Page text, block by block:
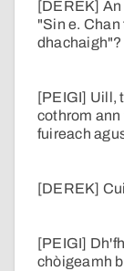
[DEREK]
"Sin e. Chan
dhachaigh"?
[PEIGI] Uill,
cothrom ann
fuireach
[DEREK]
[PEIGI]
chòigeamh